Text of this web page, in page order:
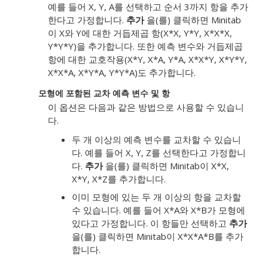
예를 들어 X, Y, A를 선택하고 순서 3까지 항을 추가
한다고 가정합니다. 추가을(를) 클릭하면 Minitab
이 X와 Y에 대한 거듭제곱 항(X*X, Y*Y, X*X*X,
Y*Y*Y)을 추가합니다. 또한 예측 변수와 거듭제곱
항에 대한 교호작용(X*Y, X*A, Y*A, X*X*Y, X*Y*Y,
X*X*A, X*Y*A, Y*Y*A)도 추가합니다.
모형에 포함된 교차 예측 변수 및 항
이 옵션은 다음과 같은 방법으로 사용할 수 있습니
다.
두 개 이상의 예측 변수를 교차할 수 있습니
다. 예를 들어 X, Y, Z를 선택한다고 가정합니
다. 추가을(를) 클릭하면 Minitab이 X*X,
X*Y, X*Z를 추가합니다.
이미 모형에 있는 두 개 이상의 항을 교차할
수 있습니다. 예를 들어 X*A와 X*B가 모형에
있다고 가정합니다. 이 항들만 선택하고 추가
을(를) 클릭하면 Minitab이 X*X*A*B를 추가
합니다.